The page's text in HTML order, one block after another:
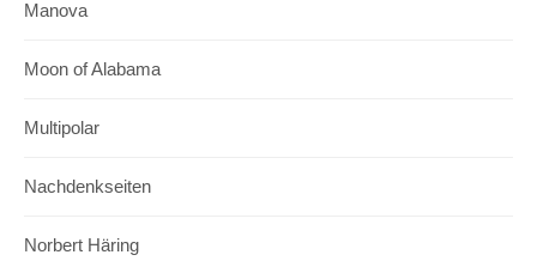
Manova
Moon of Alabama
Multipolar
Nachdenkseiten
Norbert Häring